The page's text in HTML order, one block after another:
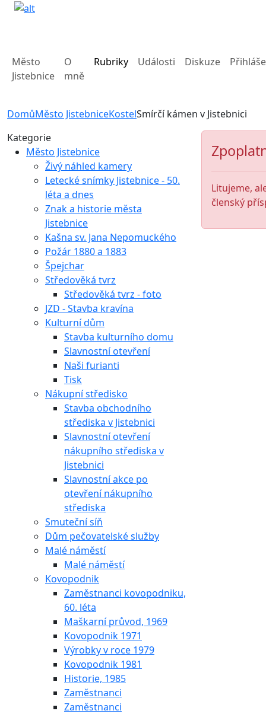
Město
Jistebnice
O
mně
Rubriky Události Diskuze
DomůMěsto JistebniceKostelSmírčí kámen v Jistebnici
Litujeme,
členský
Kategorie
Město Jistebnice
Živý náhled kamery
Letecké snímky Jistebnice - 50.
léta a dnes
Znak a historie města
Jistebnice
Kašna sv. Jana Nepomuckého
Požár 1880 a 1883
Špejchar
Středověká tvrz
Středověká tvrz - foto
JZD - Stavba kravína
Kulturní dům
Stavba kulturního domu
Slavnostní otevření
Naši furianti
Tisk
Nákupní středisko
Stavba obchodního
střediska v Jistebnici
Slavnostní otevření
nákupního střediska v
Jistebnici
Slavnostní akce po
otevření nákupního
střediska
Smuteční síň
Dům pečovatelské služby
Malé náměstí
Malé náměstí
Kovopodnik
Zaměstnanci kovopodniku,
60. léta
Maškarní průvod, 1969
Kovopodnik 1971
Výrobky v roce 1979
Kovopodnik 1981
Historie, 1985
Zaměstnanci
Zaměstnanci